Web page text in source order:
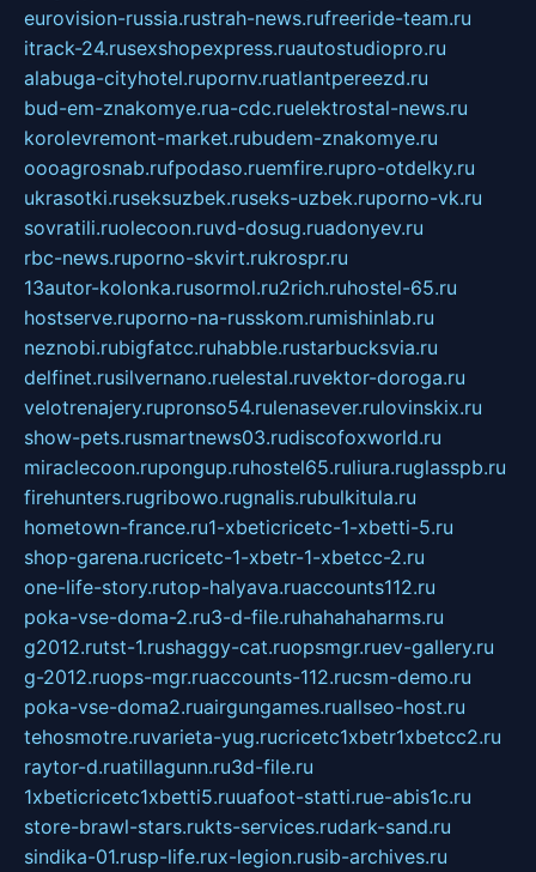
eurovision-russia.rustrah-news.rufreeride-team.ru
itrack-24.rusexshopexpress.ruautostudiopro.ru
alabuga-cityhotel.rupornv.ruatlantpereezd.ru
bud-em-znakomye.rua-cdc.ruelektrostal-news.ru
korolevremont-market.rubudem-znakomye.ru
oooagrosnab.rufpodaso.ruemfire.rupro-otdelky.ru
ukrasotki.ruseksuzbek.ruseks-uzbek.ruporno-vk.ru
sovratili.ruolecoon.ruvd-dosug.ruadonyev.ru
rbc-news.ruporno-skvirt.rukrospr.ru
13autor-kolonka.rusormol.ru2rich.ruhostel-65.ru
hostserve.ruporno-na-russkom.rumishinlab.ru
neznobi.rubigfatcc.ruhabble.rustarbucksvia.ru
delfinet.rusilvernano.ruelestal.ruvektor-doroga.ru
velotrenajery.rupronso54.rulenasever.rulovinskix.ru
show-pets.rusmartnews03.rudiscofoxworld.ru
miraclecoon.rupongup.ruhostel65.ruliura.ruglasspb.ru
firehunters.rugribowo.rugnalis.rubulkitula.ru
hometown-france.ru1-xbeticricetc-1-xbetti-5.ru
shop-garena.rucricetc-1-xbetr-1-xbetcc-2.ru
one-life-story.rutop-halyava.ruaccounts112.ru
poka-vse-doma-2.ru3-d-file.ruhahahaharms.ru
g2012.rutst-1.rushaggy-cat.ruopsmgr.ruev-gallery.ru
g-2012.ruops-mgr.ruaccounts-112.rucsm-demo.ru
poka-vse-doma2.ruairgungames.ruallseo-host.ru
tehosmotre.ruvarieta-yug.rucricetc1xbetr1xbetcc2.ru
raytor-d.ruatillagunn.ru3d-file.ru
1xbeticricetc1xbetti5.ruuafoot-statti.rue-abis1c.ru
store-brawl-stars.rukts-services.rudark-sand.ru
sindika-01.rusp-life.rux-legion.rusib-archives.ru